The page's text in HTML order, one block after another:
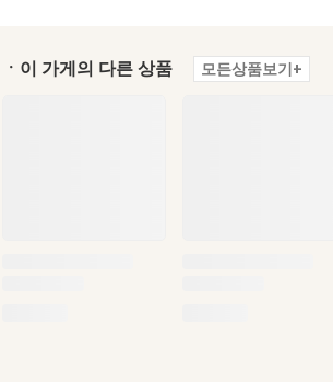
ㆍ이 가게의 다른 상품 모든상품보기+